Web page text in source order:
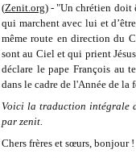
(Zenit.org) - "Un chrétien doit
qui marchent avec lui et
même route en direction du
sont au Ciel et qui prient
déclare le pape François au
dans le cadre de l'Année de la
Voici la traduction intégrale
par zenit.
Chers frères et sœurs, bonjour !